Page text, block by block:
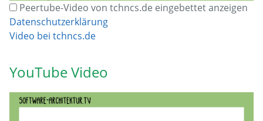
Peertube-Video von tchncs.de eingebettet anzeigen
Datenschutzerklärung
Video bei tchncs.de
YouTube Video